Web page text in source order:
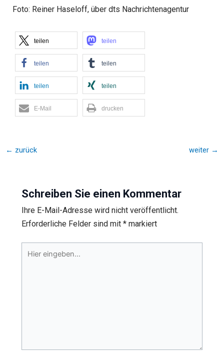
Foto: Reiner Haseloff, über dts Nachrichtenagentur
teilen teilen
teilen teilen
teilen teilen
E-Mail drucken
← zurück weiter →
Schreiben Sie einen Kommentar
Ihre E-Mail-Adresse wird nicht veröffentlicht.
Erforderliche Felder sind mit *markiert